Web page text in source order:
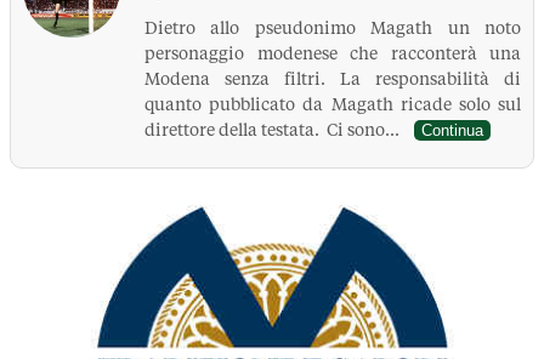
Dietro allo pseudonimo Magath un noto
personaggio modenese che racconterà una
Modena senza filtri. La responsabilità di
quanto pubblicato da Magath ricade solo sul
direttore della testata. Ci sono...
Continua